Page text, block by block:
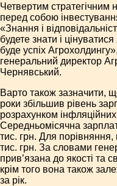
Четвертим стратегічним
перед собою
«Знання і
будете знати і
буде успіх
генеральний директор
Чернявський.
Варто також зазначити,
роки збільшив рівень
розрахунком інфляційних
Середньомісячна
тис. грн. Для
тис. грн. За словами
прив’язана до якості та
крім того вона також
за рік.